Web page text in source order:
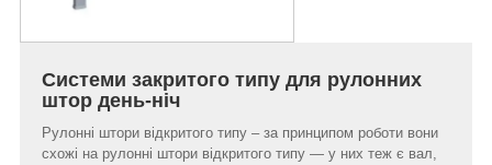
Системи закритого типу для рулонних
штор день-ніч
Рулонні штори відкритого типу – за принципом роботи вони
схожі на рулонні штори відкритого типу — у них теж є вал,